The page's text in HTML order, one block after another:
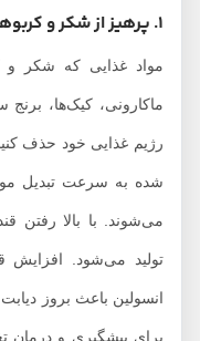
مواد غذایی که شکر و
ماکارونی، کیک‌ها، برنج
رژیم غذایی خود حذف کنید.
شده به سرعت تبدیل
می‌شوند. با بالا رفتن قند
تولید می‌شود. افزایش قند
انسولین باعث بروز دیابت
برای پیشگیری و درمان